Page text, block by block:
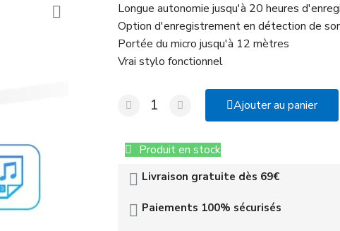
Longue autonomie jusqu'à 20 heures
Option d'enregistrement en détection de
Portée du micro jusqu'à 12 mètres
Vrai stylo fonctionnel
Ajouter au panier
Produit en stock
Livraison gratuite dès 69€
Paiements 100% sécurisés